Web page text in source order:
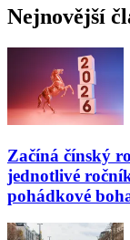
Nejnovější
Začíná čínský
jednotlivé
pohádkové